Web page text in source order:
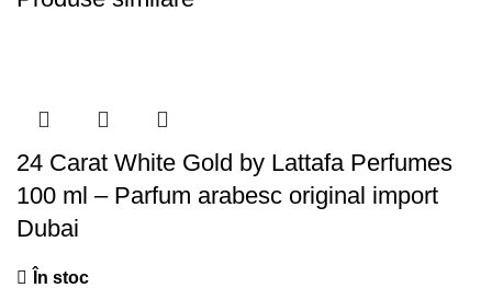
24 Carat White Gold by Lattafa Perfumes
100 ml – Parfum arabesc original import
Dubai
În stoc